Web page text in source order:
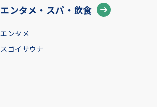
エンタメ・スパ・飲食
エンタメ
スゴイサウナ